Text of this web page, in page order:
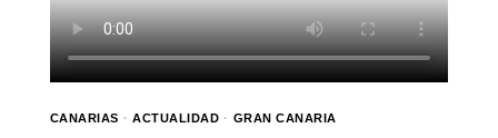
CANARIAS · ACTUALIDAD · GRAN CANARIA